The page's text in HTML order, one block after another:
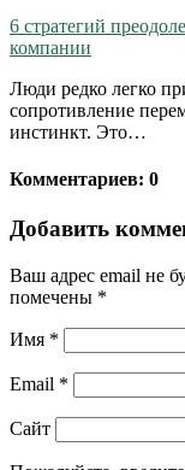
6 стратегий
компании
Люди редко легко
сопротивление
инстинкт. Это…
Комментариев: 0
Добавить
Ваш адрес email не
помечены *
Имя *
Email *
Сайт